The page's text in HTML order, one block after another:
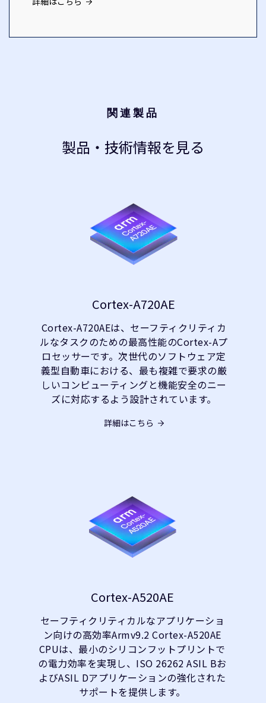
関連製品
製品・技術情報を見る
Cortex-A720AE
Cortex-A720AEは、セーフティクリティカ
ルなタスクのための最高性能のCortex-Aプ
ロセッサーです。次世代のソフトウェア定
義型自動車における、最も複雑で要求の厳
しいコンピューティングと機能安全のニー
ズに対応するよう設計されています。
詳細はこちら
Cortex-A520AE
セーフティクリティカルなアプリケーショ
ン向けの高効率Armv9.2 Cortex-A520AE
CPUは、最小のシリコンフットプリントで
の電力効率を実現し、ISO 26262 ASIL Bお
よびASIL Dアプリケーションの強化された
サポートを提供します。